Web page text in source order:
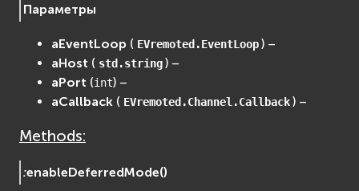
Параметры
aEventLoop ( EVremoted.EventLoop ) –
aHost ( std.string ) –
aPort (int) –
aCallback ( EVremoted.Channel.Callback ) –
Methods:
:enableDeferredMode()